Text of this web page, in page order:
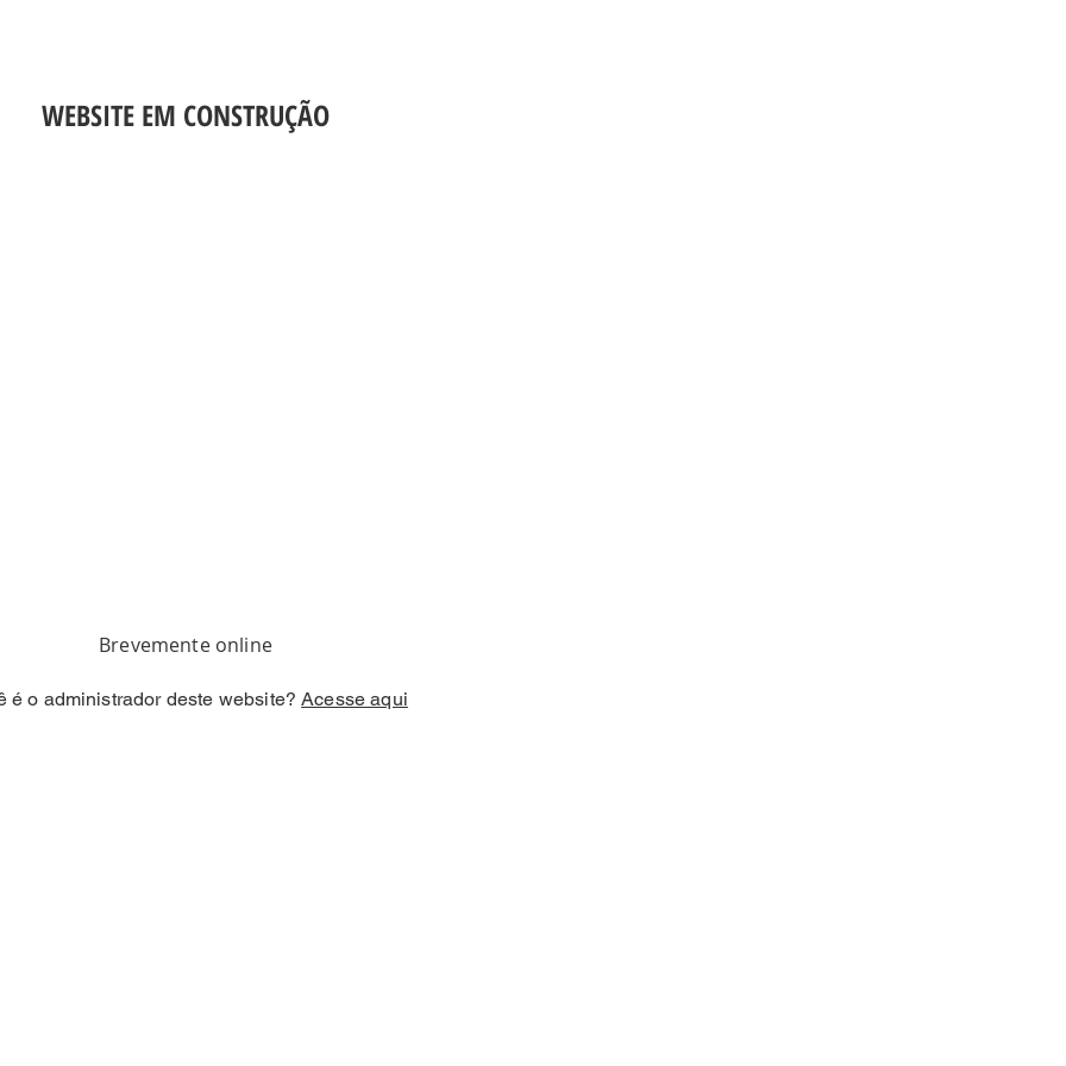
WEBSITE EM CONSTRUÇÃO
Brevemente online
é o administrador deste website?Acesse aqui